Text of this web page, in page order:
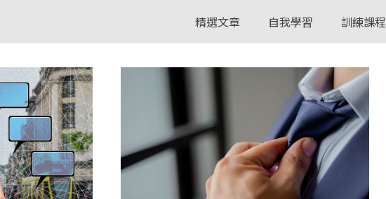
精選文章 自我學習 訓練課程